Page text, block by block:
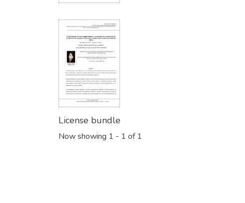
License bundle
Now showing 1 - 1 of 1